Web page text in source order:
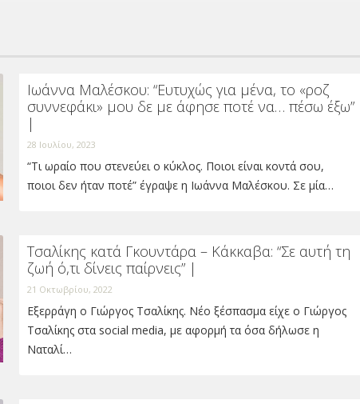
Ιωάννα Μαλέσκου: “Ευτυχώς για μένα, το «ροζ
συννεφάκι» μου δε με άφησε ποτέ να… πέσω έξω”
|
28 Ιουλίου, 2023
“Τι ωραίο που στενεύει ο κύκλος. Ποιοι είναι κοντά σου,
ποιοι δεν ήταν ποτέ” έγραψε η Ιωάννα Μαλέσκου. Σε μία…
Τσαλίκης κατά Γκουντάρα – Κάκκαβα: “Σε αυτή τη
ζωή ό,τι δίνεις παίρνεις” |
21 Οκτωβρίου, 2022
Εξερράγη ο Γιώργος Τσαλίκης. Νέο ξέσπασμα είχε ο Γιώργος
Τσαλίκης στα social media, με αφορμή τα όσα δήλωσε η
Ναταλί…